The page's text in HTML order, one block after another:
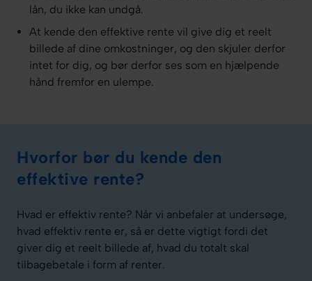
lån, du ikke kan undgå.
At kende den effektive rente vil give dig et reelt
billede af dine omkostninger, og den skjuler derfor
intet for dig, og bør derfor ses som en hjælpende
hånd fremfor en ulempe.
Hvorfor bør du kende den
effektive rente?
Hvad er effektiv rente? Når vi anbefaler at undersøge,
hvad effektiv rente er, så er dette vigtigt fordi det
giver dig et reelt billede af, hvad du totalt skal
tilbagebetale i form af renter.